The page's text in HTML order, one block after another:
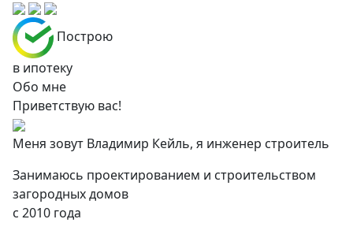
Построю
в ипотеку
Обо мне
Приветствую вас!
Меня зовут Владимир Кейль, я инженер строитель
Занимаюсь проектированием и строительством
загородных домов
с 2010 года